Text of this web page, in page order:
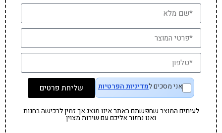
אני מסכים למדיניות הפרטיות שליחת פרטים
לעיתים המוצר שחפשתם באתר אינו מוצג אך זמין לרכישה בחנות
ואנו נחזור אליכם עם שירות מצוין